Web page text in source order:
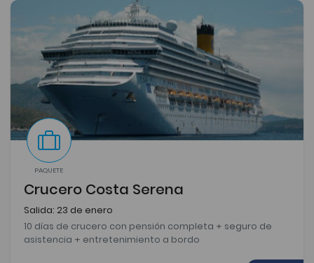
PAQUETE
Crucero Costa Serena
Salida: 23 de enero
10 días de crucero con pensión completa + seguro de
asistencia + entretenimiento a bordo